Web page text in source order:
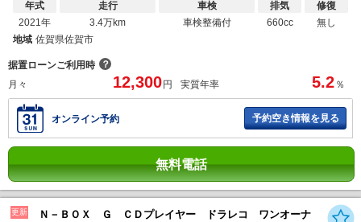
年式
2021年
走行
3.4万km
車検
車検整備付
排気
660cc
修復
無し
地域 佐賀県佐賀市
据置ローンご利用時 ？
月々
12,300 円 実質年率 5.2 ％
オンライン予約 予約空き情報を見る
無料電話
更新
Ｎ－ＢＯＸ Ｇ ＣＤプレイヤー ドラレコ ワンオーナ